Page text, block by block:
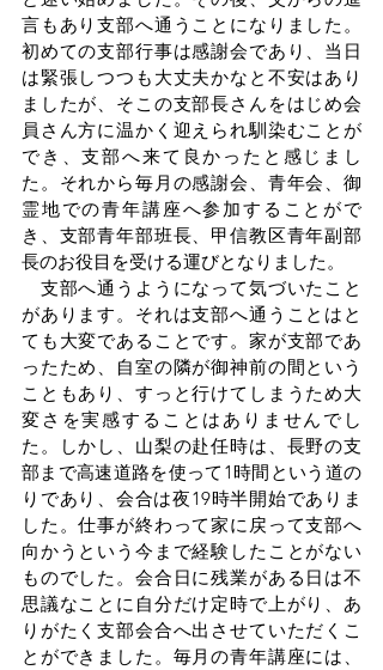
言もあり支部へ通うことになりました。
初めての支部行事は感謝会であり、当日
は緊張しつつも大丈夫かなと不安はあり
ましたが、そこの支部長さんをはじめ会
員さん方に温かく迎えられ馴染むことが
でき、支部へ来て良かったと感じまし
た。それから毎月の感謝会、青年会、御
霊地での青年講座へ参加することがで
き、支部青年部班長、甲信教区青年副部
長のお役目を受ける運びとなりました。
支部へ通うようになって気づいたこと
があります。それは支部へ通うことはと
ても大変であることです。家が支部であ
ったため、自室の隣が御神前の間という
こともあり、すっと行けてしまうため大
変さを実感することはありませんでし
た。しかし、山梨の赴任時は、長野の支
部まで高速道路を使って1時間という道の
りであり、会合は夜19時半開始でありま
した。仕事が終わって家に戻って支部へ
向かうという今まで経験したことがない
ものでした。会合日に残業がある日は不
思議なことに自分だけ定時で上がり、あ
りがたく支部会合へ出させていただくこ
とができました。毎月の青年講座には、